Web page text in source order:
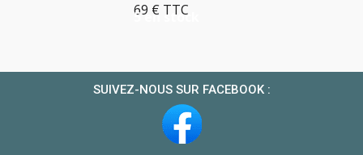
5 en stock
69 € TTC
SUIVEZ-NOUS SUR FACEBOOK :